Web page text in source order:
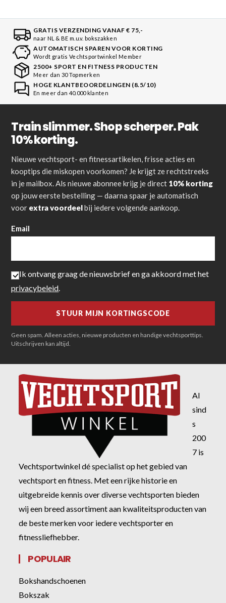
GRATIS VERZENDING VANAF € 75,-
naar NL & BE m.u.v. bokszakken
AUTOMATISCH SPAREN VOOR KORTING
Wordt gratis Vechtsportwinkel Member
2500+ SPORT EN FITNESS PRODUCTEN
Meer dan 30 Topmerken
HOGE KLANTBEOORDELINGEN (8.5/10)
En meer dan 40.000 klanten
Train slimmer. Shop scherper. Pak
10% korting.
Nieuwe vechtsport- en fitnessartikelen, frisse acties en
kooptips die miskopen voorkomen? Je krijgt ze rechtstreeks
in je mailbox. Als nieuwe abonnee krijg je direct 10% korting
op jouw eerste bestelling — daarna spaar je automatisch
voor extra voordeelbij iedere volgende aankoop.
Email
Ik ontvang graag de nieuwsbrief en ga akkoord met het
privacybeleid
Geen spam. Alleen acties, nieuwe producten en handige vechtsporttips.
Uitschrijven kan altijd.
Al
sind
s
200
7 is
Vechtsportwinkel dé specialist op het gebied van
vechtsport en fitness. Met een rijke historie en
uitgebreide kennis over diverse vechtsporten bieden
wij een breed assortiment aan kwaliteitsproducten van
de beste merken voor iedere vechtsporter en
fitnessliefhebber.
POPULAIR
Bokshandschoenen
Bokszak